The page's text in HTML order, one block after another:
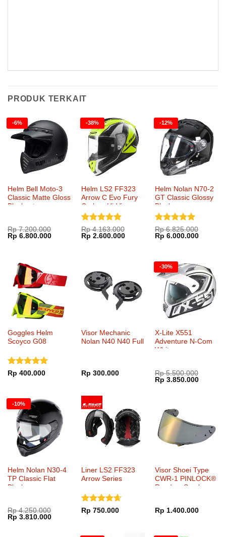
PRODUK TERKAIT
-6%
Helm Bell Moto-3
Classic Matte Gloss
Blackout
Rp7.200.000
Harga
aslinya
Rp 6.800.000Harga
-38%
Helm LS2 FF323
Arrow C Evo Fury
Carbon Hi-Vis
Yellow
Dinilai5
dari 5
Rp4.163.000
Harga
aslinya
Rp 2.600.000Harga
Rp 2.600.000.
-12%
Helm Nolan N70-2
GT Classic Glossy
Black
Dinilai5
dari 5
Rp6.825.000
Harga
aslinya
Rp 6.000.000Harga
Goggles Helm
Scoyco G08
Dinilai 5
Rp 400.000
Visor Mechanic
Nolan N40 N40 Full
Rp 300.000
-30%
X-Lite X551
Adventure N-Com
White
Rp5.500.000
Harga
aslinya
Rp 3.850.000Harga
-10%
Helm Nolan N30-4
TP Classic Flat
Black
Rp4.250.000
Harga
aslinya
Rp 3.810.000Harga
Liner LS2 FF323
Arrow Series
Dinilai
Rp 750.000
Visor Shoei Type
CWR-1 PINLOCK®
Ready – Smoke
Rp 1.400.000